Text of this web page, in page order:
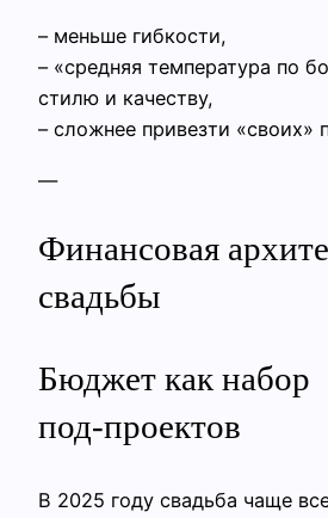
– меньше гибкости,
– «средняя температура по
стилю и качеству,
– сложнее привезти «своих»
—
Финансовая
свадьбы
Бюджет как набор
под‑проектов
В 2025 году свадьба чаще